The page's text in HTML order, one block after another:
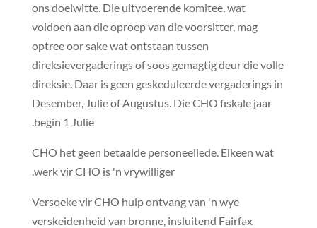
ons doelwitte. Die uitvoerende komitee, wat
voldoen aan die oproep van die voorsitter, mag
optree oor sake wat ontstaan ​​tussen
direksievergaderings of soos gemagtig deur die volle
direksie. Daar is geen geskeduleerde vergaderings in
Desember, Julie of Augustus. Die CHO fiskale jaar
begin 1 Julie.
CHO het geen betaalde personeellede. Elkeen wat
werk vir CHO is 'n vrywilliger.
Versoeke vir CHO hulp ontvang van 'n wye
verskeidenheid van bronne, insluitend Fairfax